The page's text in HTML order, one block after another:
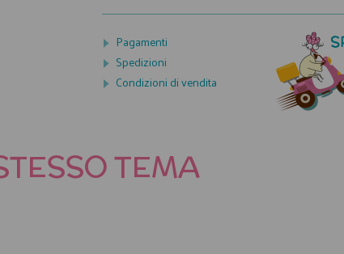
Pagamenti
Spedizioni
Condizioni di vendita
TEMA